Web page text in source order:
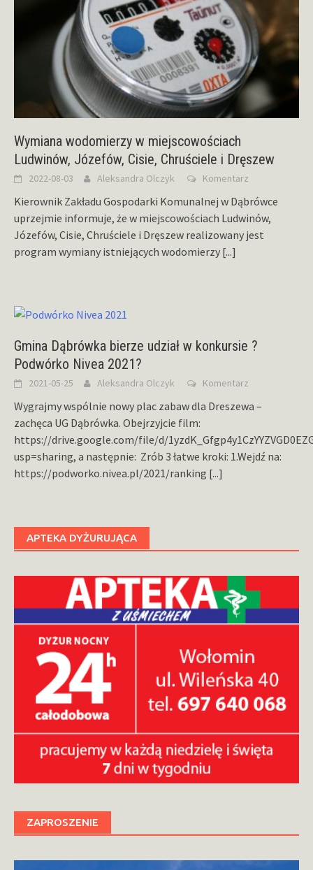
Wymiana wodomierzy w miejscowościach
Ludwinów, Józefów, Cisie, Chruściele i Dręszew
2022-08-03 Aleksandra Olczyk Komentarz
Kierownik Zakładu Gospodarki Komunalnej w Dąbrówce
uprzejmie informuje, że w miejscowościach Ludwinów,
Józefów, Cisie, Chruściele i Dręszew realizowany jest
program wymiany istniejących wodomierzy [...]
Gmina Dąbrówka bierze udział w konkursie ?
Podwórko Nivea 2021?
2021-05-25 Aleksandra Olczyk Komentarz
Wygrajmy wspólnie nowy plac zabaw dla Dreszewa –
zachęca UG Dąbrówka. Obejrzyjcie film:
https://drive.google.com/file/d/
usp=sharing, a następnie: Zrób 3 łatwe kroki: 1.Wejdź na:
https://podworko.nivea.pl/2021/ranking [...]
APTEKA DYŻURUJĄCA
ZAPROSZENIE